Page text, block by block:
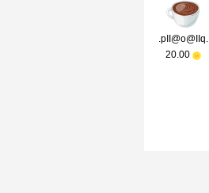
.pII@o@IIq.
20.00